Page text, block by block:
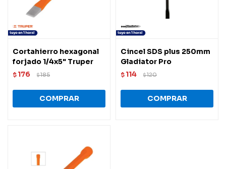
Cortahierro hexagonal
forjado 1/4x5" Truper
$ 176 $185
Cincel SDS plus 250mm
Gladiator Pro
$ 114 $120